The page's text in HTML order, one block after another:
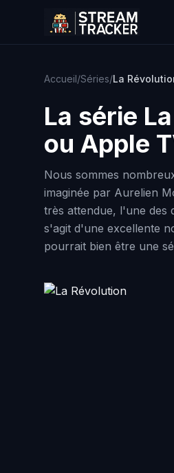
Accueil/Séries/La
La série
ou Apple
Nous sommes
imaginée par Aurelien
très attendue, l'une des
s'agit d'une excellente
pourrait bien être une